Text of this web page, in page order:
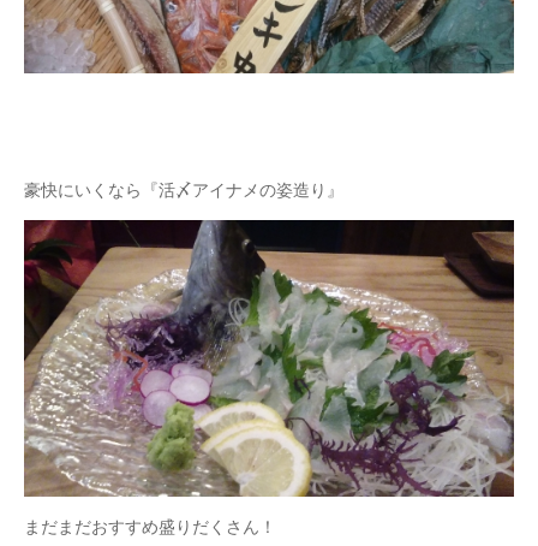
豪快にいくなら『活〆アイナメの姿造り』
まだまだおすすめ盛りだくさん！